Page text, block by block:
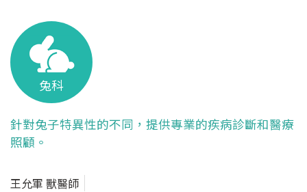
兔科
針對兔子特異性的不同，提供專業的疾病診斷和醫療
照顧。
王允軍 獸醫師